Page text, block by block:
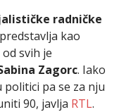
radničke
kao
svih je
Zagorc. Iako
politici pa se za nju
90, javlja RTL.